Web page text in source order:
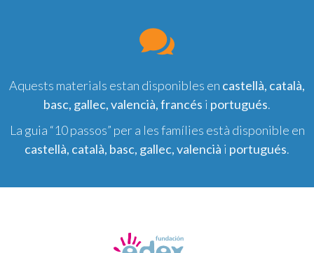
Aquests materials estan disponibles en castellà, català,
basc, gallec, valencià, francés i portugués.
La guia “10 passos” per a les famílies està disponible en
castellà, català, basc, gallec, valencià i portugués.